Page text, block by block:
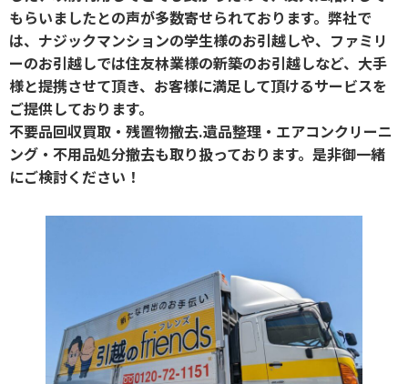
もらいましたとの声が多数寄せられております。弊社で
は、ナジックマンションの学生様のお引越しや、ファミリ
ーのお引越しでは住友林業様の新築のお引越しなど、大手
様と提携させて頂き、お客様に満足して頂けるサービスを
ご提供しております。
不要品回収買取・残置物撤去.遺品整理・エアコンクリーニ
ング・不用品処分撤去も取り扱っております。是非御一緒
にご検討ください！